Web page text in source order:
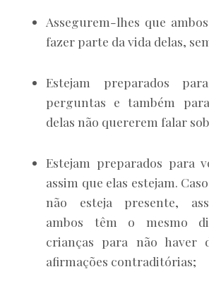
Assegurem-lhes que
fazer parte da vida delas,
Estejam preparados
perguntas e também
delas não quererem falar
Estejam preparados para
assim que elas estejam.
não esteja presente,
ambos têm o mesmo
crianças para não haver
afirmações contraditórias;